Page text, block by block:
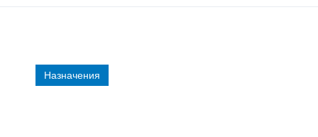
Назначения